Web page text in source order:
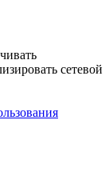
сетевой